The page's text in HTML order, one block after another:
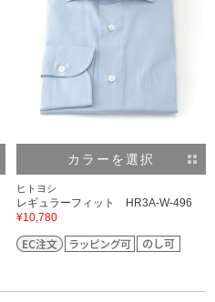
カラーを選択
ヒトヨシ
レギュラーフィット HR3A-W-496
¥10,780